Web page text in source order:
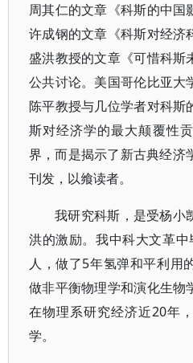
周其仁的文章《科斯的中国
许成钢的文章《科斯对经济
盛洪教授的文章《可惜科斯
公共讨论。美国哥伦比亚大
陈平教授与几位学者对科斯
斯对经济学的最大颠覆性
界，而是揭示了新古典经济
刊发，以飨读者。
我研究科斯，是受杨小
洪的激励。我中科大文革
人，做了5年氢弹和平利用
做非平衡物理学和演化生物
在物理系研究经济近20年
学。